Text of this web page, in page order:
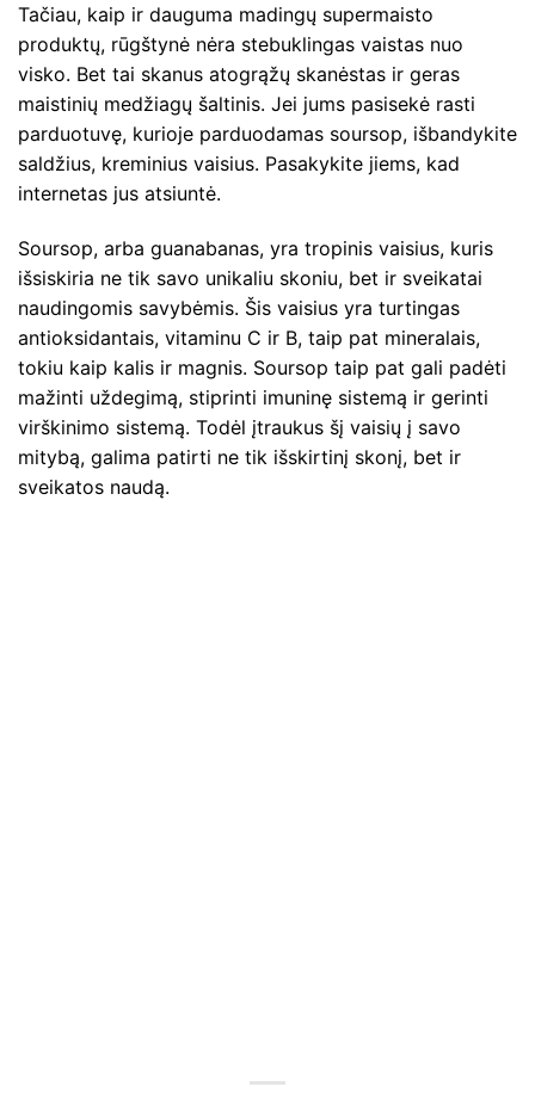
Tačiau, kaip ir dauguma madingų supermaisto
produktų, rūgštynė nėra stebuklingas vaistas nuo
visko. Bet tai skanus atogrąžų skanėstas ir geras
maistinių medžiagų šaltinis. Jei jums pasisekė rasti
parduotuvę, kurioje parduodamas soursop, išbandykite
saldžius, kreminius vaisius. Pasakykite jiems, kad
internetas jus atsiuntė.
Soursop, arba guanabanas, yra tropinis vaisius, kuris
išsiskiria ne tik savo unikaliu skoniu, bet ir sveikatai
naudingomis savybėmis. Šis vaisius yra turtingas
antioksidantais, vitaminu C ir B, taip pat mineralais,
tokiu kaip kalis ir magnis. Soursop taip pat gali padėti
mažinti uždegimą, stiprinti imuninę sistemą ir gerinti
virškinimo sistemą. Todėl įtraukus šį vaisių į savo
mitybą, galima patirti ne tik išskirtinį skonį, bet ir
sveikatos naudą.